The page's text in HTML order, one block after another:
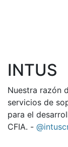
INTUS
Nuestra razón
servicios de
para el
CFIA. -